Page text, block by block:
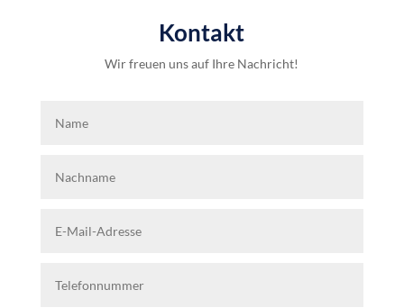
Kontakt
Wir freuen uns auf Ihre Nachricht!